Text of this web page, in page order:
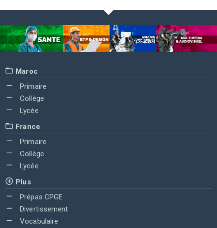
Maroc
Primaire
Collège
Lycée
France
Primaire
Collège
Lycée
Plus
Prépas CPGE
Divertissement
Vocabulaire